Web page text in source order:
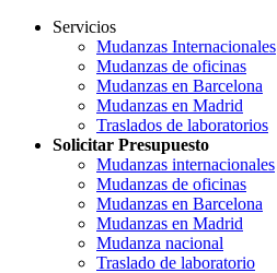
Servicios
Mudanzas Internacionales
Mudanzas de oficinas
Mudanzas en Barcelona
Mudanzas en Madrid
Traslados de laboratorios
Solicitar Presupuesto
Mudanzas internacionales
Mudanzas de oficinas
Mudanzas en Barcelona
Mudanzas en Madrid
Mudanza nacional
Traslado de laboratorio